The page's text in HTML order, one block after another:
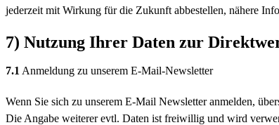
jederzeit mit Wirkung für die Zukunft abbestellen, nähere
7) Nutzung Ihrer Daten zur
7.1 Anmeldung zu unserem E-Mail-Newsletter
Wenn Sie sich zu unserem E-Mail Newsletter anmelden,
Die Angabe weiterer evtl. Daten ist freiwillig und wird